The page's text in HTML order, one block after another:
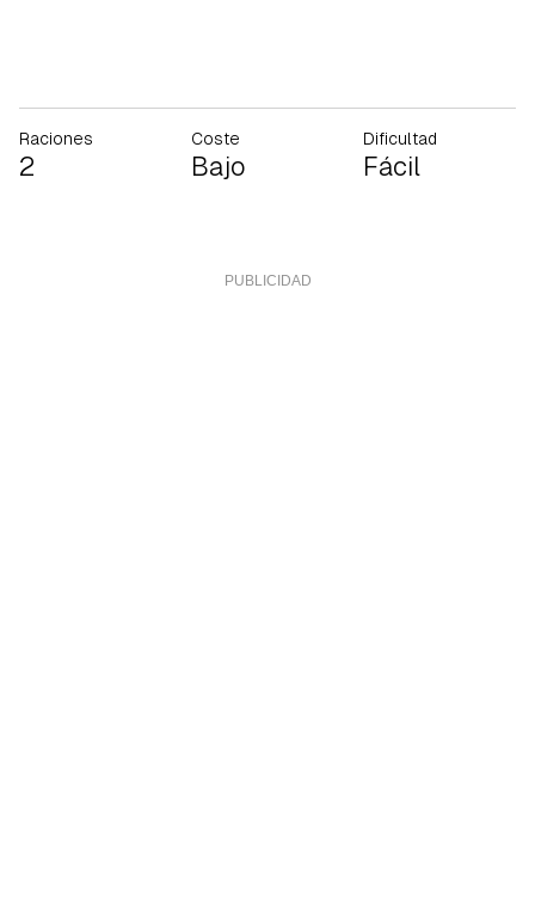
Raciones
2
Coste
Bajo
Dificultad
Fácil